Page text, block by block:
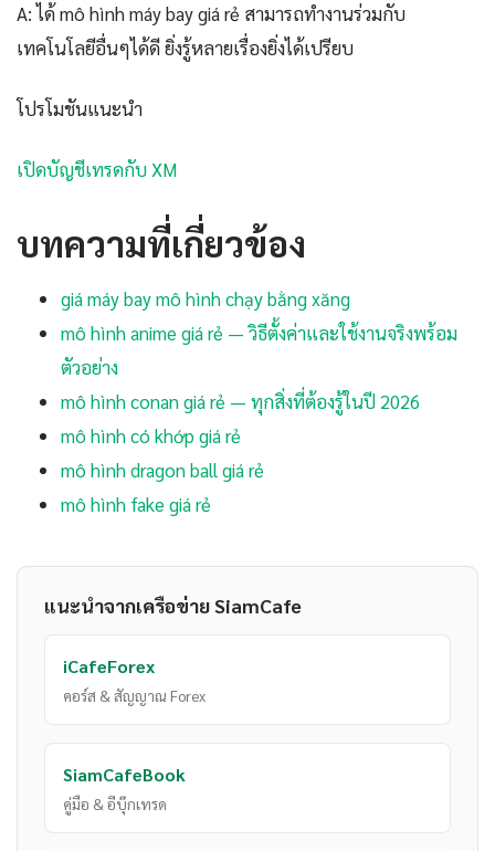
A: ได้ mô hình máy bay giá rẻ สามารถทำงานร่วมกับ
เทคโนโลยีอื่นๆได้ดี ยิ่งรู้หลายเรื่องยิ่งได้เปรียบ
โปรโมชันแนะนำ
เปิดบัญชีเทรดกับ XM
บทความที่เกี่ยวข้อง
giá máy bay mô hình chạy bằng xăng
mô hình anime giá rẻ — วิธีตั้งค่าและใช้งานจริงพร้อม
ตัวอย่าง
mô hình conan giá rẻ — ทุกสิ่งที่ต้องรู้ในปี 2026
mô hình có khớp giá rẻ
mô hình dragon ball giá rẻ
mô hình fake giá rẻ
แนะนำจากเครือข่าย SiamCafe
iCafeForex
คอร์ส & สัญญาณ Forex
SiamCafeBook
คู่มือ & อีบุ๊กเทรด